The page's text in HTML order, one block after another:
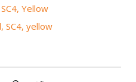
SC4, Yellow
, SC4, yellow